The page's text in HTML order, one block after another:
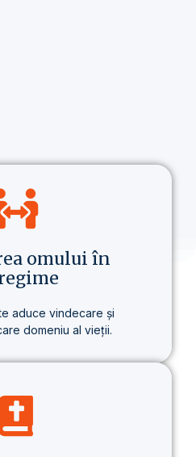
omului în
aduce vindecare și
domeniu al vieții.
despre credință, ci
viață care aduce o
în sănătate, în gândire